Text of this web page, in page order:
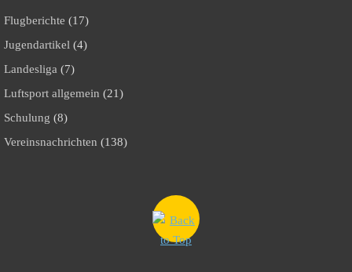
Flugberichte (17)
Jugendartikel (4)
Landesliga (7)
Luftsport allgemein (21)
Schulung (8)
Vereinsnachrichten (138)